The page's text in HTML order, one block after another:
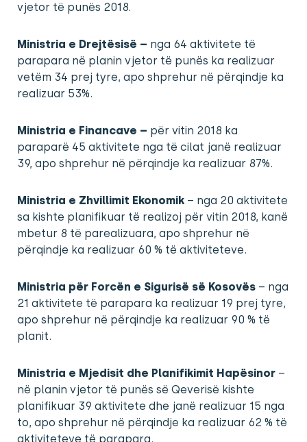
vjetor të punës 2018.
Ministria e Drejtësisë – nga 64 aktivitete të
parapara në planin vjetor të punës ka realizuar
vetëm 34 prej tyre, apo shprehur në përqindje ka
realizuar 53%.
Ministria e Financave – për vitin 2018 ka
paraparë 45 aktivitete nga të cilat janë realizuar
39, apo shprehur në përqindje ka realizuar 87%.
Ministria e Zhvillimit Ekonomik – nga 20 aktivitete
sa kishte planifikuar të realizoj për vitin 2018, kanë
mbetur 8 të parealizuara, apo shprehur në
përqindje ka realizuar 60 % të aktiviteteve.
Ministria për Forcën e Sigurisë së Kosovës – nga
21 aktivitete të parapara ka realizuar 19 prej tyre,
apo shprehur në përqindje ka realizuar 90 % të
planit.
Ministria e Mjedisit dhe Planifikimit Hapësinor –
në planin vjetor të punës së Qeverisë kishte
planifikuar 39 aktivitete dhe janë realizuar 15 nga
to, apo shprehur në përqindje ka realizuar 62 % të
aktiviteteve të parapara.